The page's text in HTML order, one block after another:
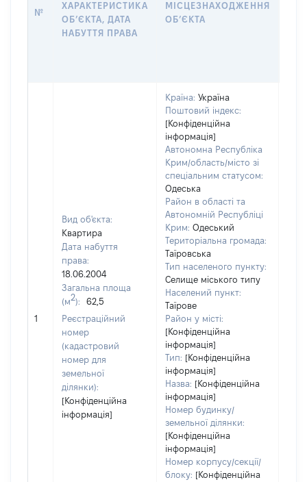
№
ХАРАКТЕРИСТИКА
ОБʼЄКТА, ДАТА
НАБУТТЯ ПРАВА
МІСЦЕЗНАХОДЖЕННЯ
ОБʼЄКТА
1
Вид об'єкта:
Квартира
Дата набуття
права:
18.06.2004
Загальна площа
(м2):
62,5
Реєстраційний
номер
(кадастровий
номер для
земельної
ділянки):
[Конфіденційна
інформація]
Країна: Україна
Поштовий індекс:
[Конфіденційна
інформація]
Автономна Республіка
Крим/область/місто зі
спеціальним статусом:
Одеська
Район в області та
Автономній Республіці
Крим: Одеський
Територіальна громада:
Таїровська
Тип населеного пункту:
Селище міського типу
Населений пункт:
Таїрове
Район у місті:
[Конфіденційна
інформація]
Тип: [Конфіденційна
інформація]
Назва: [Конфіденційна
інформація]
Номер будинку/
земельної ділянки:
[Конфіденційна
інформація]
Номер корпусу/секції/
блоку: [Конфіденційна